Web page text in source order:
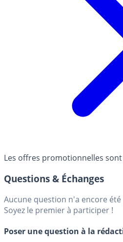
Les offres promotionnelles
Questions & Échanges
Aucune question n'a encore
Soyez le premier à participer !
Poser une question à la